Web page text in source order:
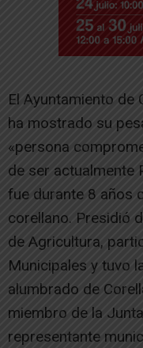
El Ayuntamiento de
ha mostrado su
«persona
de ser actualmente
fue durante 8 años
corellano. Presidió
de Agricultura,
Municipales y tuvo
alumbrado de
miembro de la
representante